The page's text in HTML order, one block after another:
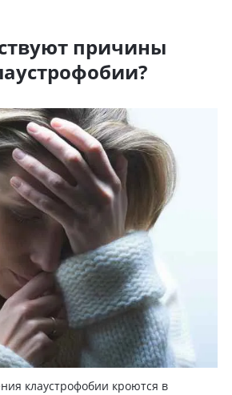
причины
клаустрофобии кроются в